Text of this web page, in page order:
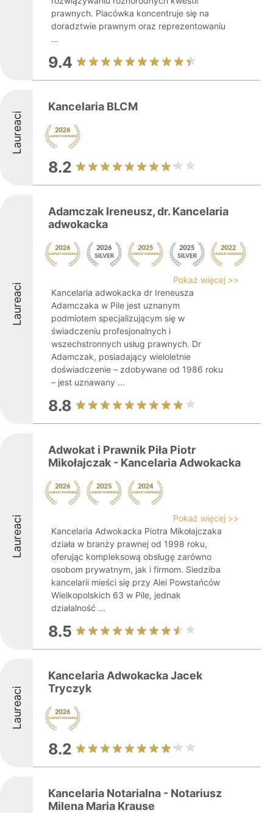
prawnych. Placówka koncentruje się na
doradztwie prawnym oraz reprezentowaniu
...
9.4
Laureaci
Kancelaria BLCM
8.2
Laureaci
Adamczak Ireneusz, dr. Kancelaria
adwokacka
Pokaż więcej >>
Kancelaria adwokacka dr Ireneusza
Adamczaka w Pile jest uznanym
podmiotem specjalizującym się w
świadczeniu profesjonalnych i
wszechstronnych usług prawnych. Dr
Adamczak, posiadający wieloletnie
doświadczenie – zdobywane od 1986 roku
– jest uznawany ...
8.8
Laureaci
Adwokat i Prawnik Piła Piotr
Mikołajczak - Kancelaria Adwokacka
Pokaż więcej >>
Kancelaria Adwokacka Piotra Mikołajczaka
działa w branży prawnej od 1998 roku,
oferując kompleksową obsługę zarówno
osobom prywatnym, jak i firmom. Siedziba
kancelarii mieści się przy Alei Powstańców
Wielkopolskich 63 w Pile, jednak
działalność ...
8.5
Laureaci
Kancelaria Adwokacka Jacek
Tryczyk
8.2
Kancelaria Notarialna - Notariusz
Milena Maria Krause